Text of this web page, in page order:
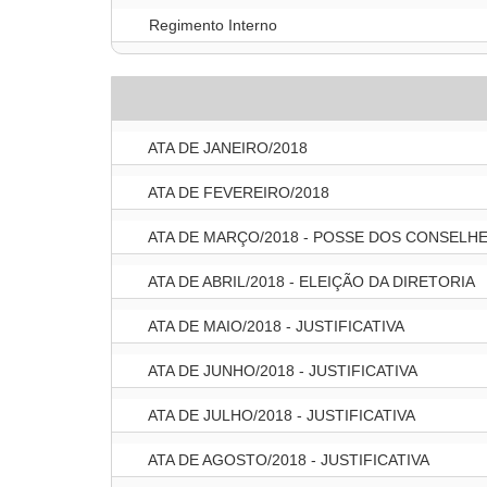
Regimento Interno
ATA DE JANEIRO/2018
ATA DE FEVEREIRO/2018
ATA DE MARÇO/2018 - POSSE DOS
ATA DE ABRIL/2018 - ELEIÇÃO DA DIRETORIA
ATA DE MAIO/2018 - JUSTIFICATIVA
ATA DE JUNHO/2018 - JUSTIFICATIVA
ATA DE JULHO/2018 - JUSTIFICATIVA
ATA DE AGOSTO/2018 - JUSTIFICATIVA